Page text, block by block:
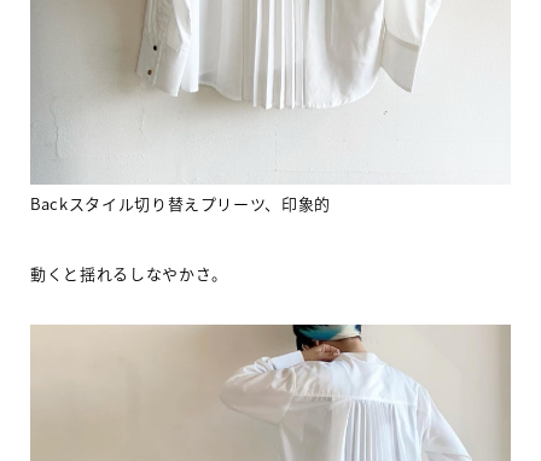
Backスタイル切り替えプリーツ、印象的
動くと揺れるしなやかさ。